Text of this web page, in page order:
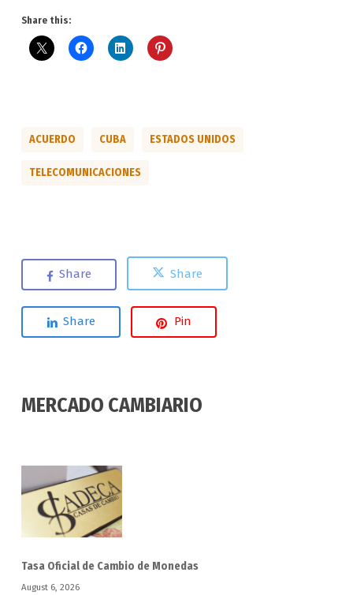
Share this:
ACUERDO CUBA ESTADOS UNIDOS
TELECOMUNICACIONES
Share Share
Share Pin
MERCADO CAMBIARIO
Tasa Oficial de Cambio de Monedas
August 6, 2026